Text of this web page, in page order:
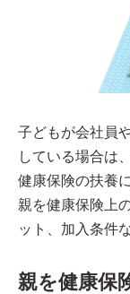
子どもが会社員
している場合は
健康保険の扶養
親を健康保険上
ット、加入条件
親を健康保